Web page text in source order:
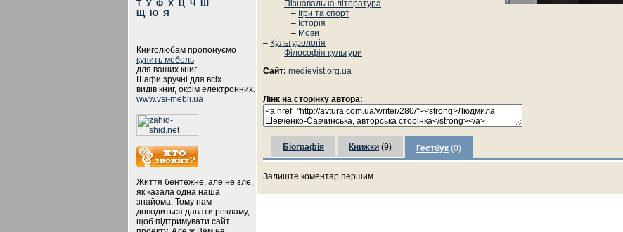
Т У Ф Х Ц Ч
Ш
Щ
Ю Я
Книголюбам пропонуємо
купить мебель
для ваших книг.
Шафи зручні для всіх
видів книг, окрім електронних.
www.vsi-mebli.ua
Життя бентежне, але не зле,
як казала одна наша
знайома. Тому нам
доводиться давати рекламу,
щоб підтримувати сайт
– Пізнавальна література
– Ігри та спорт
– Історія
– Мови
– Культурологія
– Філософія культури
Сайт: medievist.org.ua
Лінк на сторінку автора:
Біографія Книжки (9) Гестбук (0)
Залиште коментар першим ...